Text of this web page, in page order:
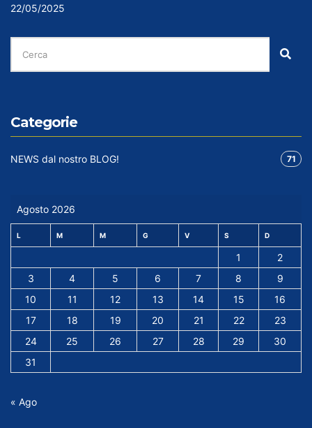
22/05/2025
CERCA
PER:
Categorie
NEWS dal nostro BLOG! 71
Agosto 2026
L M M G V S D
1
2
3
4 5 6 7 8
9
10
11 12 13 14 15
16
17
18 19 20 21 22
23
24
25 26 27 28 29
30
31
« Ago